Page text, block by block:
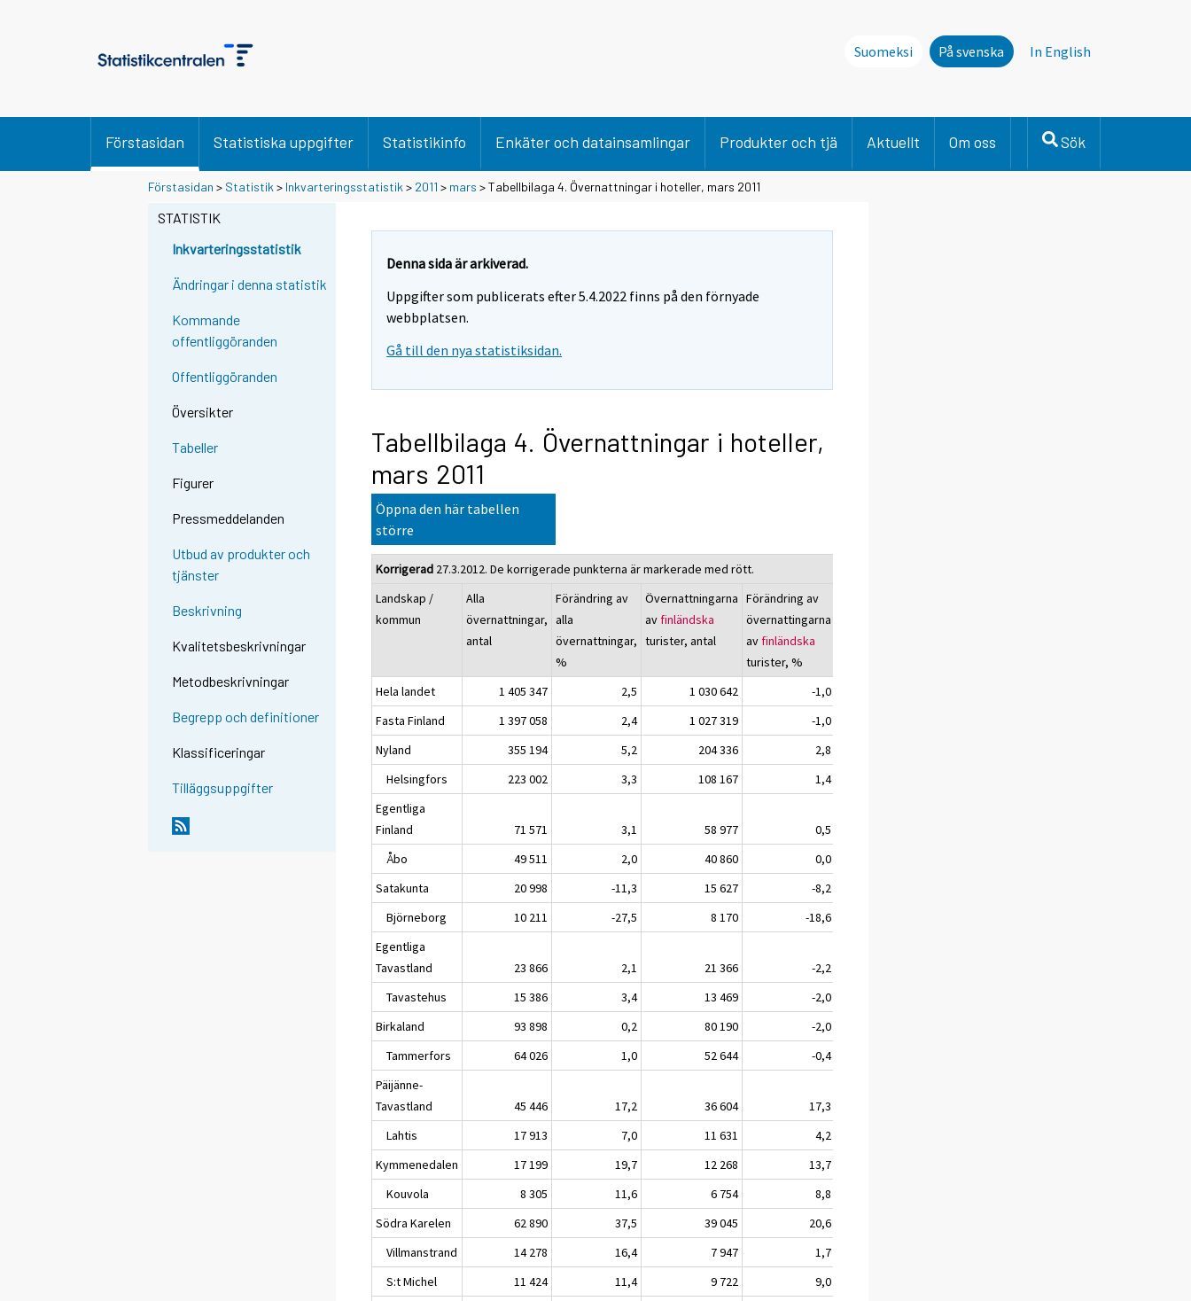
Suomeksi På svenska In English
Förstasidan Statistiska uppgifter Statistikinfo Enkäter och datainsamlingar Produkter och tjä Aktuellt Om oss Sök
Förstasidan > Statistik > Inkvarteringsstatistik > 2011 > mars > Tabellbilaga 4. Övernattningar i hoteller, mars 2011
STATISTIK
Inkvarteringsstatistik
Ändringar i denna statistik
Kommande
offentliggöranden
Offentliggöranden
Översikter
Tabeller
Figurer
Pressmeddelanden
Utbud av produkter och
tjänster
Beskrivning
Kvalitetsbeskrivningar
Metodbeskrivningar
Begrepp och definitioner
Klassificeringar
Tilläggsuppgifter
Denna sida är arkiverad.
Uppgifter som publicerats efter 5.4.2022 finns på den förnyade
webbplatsen.
Gå till den nya statistiksidan.
Tabellbilaga 4. Övernattningar i hoteller,
mars 2011
Öppna den här tabellen
större
Korrigerad 27.3.2012. De korrigerade punkterna är markerade med rött.
Landskap /
kommun
Alla
övernattningar,
antal
Förändring av
alla
övernattningar,
%
Övernattningarna
av finländska
turister, antal
Förändring av
övernattingarna
av finländska
turister, %
Hela landet
1 405 347 2,5 1 030 642 -1,0
Fasta Finland
1 397 058 2,4 1 027 319 -1,0
Nyland
355 194 5,2 204 336 2,8
Helsingfors
223 002 3,3 108 167 1,4
Egentliga
Finland
71 571 3,1 58 977 0,5
Åbo
49 511 2,0 40 860 0,0
Satakunta
20 998 -11,3 15 627 -8,2
Björneborg
10 211 -27,5 8 170 -18,6
Egentliga
Tavastland
23 866 2,1 21 366 -2,2
Tavastehus
15 386 3,4 13 469 -2,0
Birkaland
93 898 0,2 80 190 -2,0
Tammerfors
64 026 1,0 52 644 -0,4
Päijänne-
Tavastland
45 446 17,2 36 604 17,3
Lahtis
17 913 7,0 11 631 4,2
Kymmenedalen
17 199 19,7 12 268 13,7
Kouvola
8 305 11,6 6 754 8,8
Södra Karelen
62 890 37,5 39 045 20,6
Villmanstrand
14 278 16,4 7 947 1,7
S:t Michel
11 424 11,4 9 722 9,0